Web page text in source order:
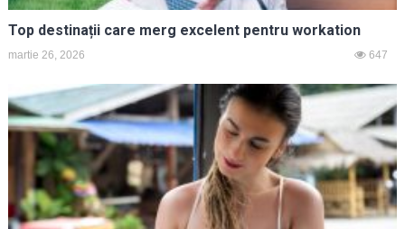
Top destinații care merg excelent pentru workation
martie 26, 2026 647